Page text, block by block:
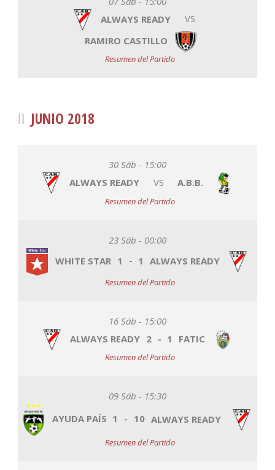
ALWAYS READY
VS
RAMIRO CASTILLO
Resumen del Partido
JUNIO 2018
30 Sáb - 15:00
ALWAYS READY
VS A.B.B.
Resumen del Partido
23 Sáb - 00:00
WHITE STAR 1 - 1 ALWAYS READY
Resumen del Partido
16 Sáb - 15:00
ALWAYS READY 2 - 1 FATIC
Resumen del Partido
09 Sáb - 15:30
AYUDA PAÍS 1 - 10 ALWAYS READY
Resumen del Partido